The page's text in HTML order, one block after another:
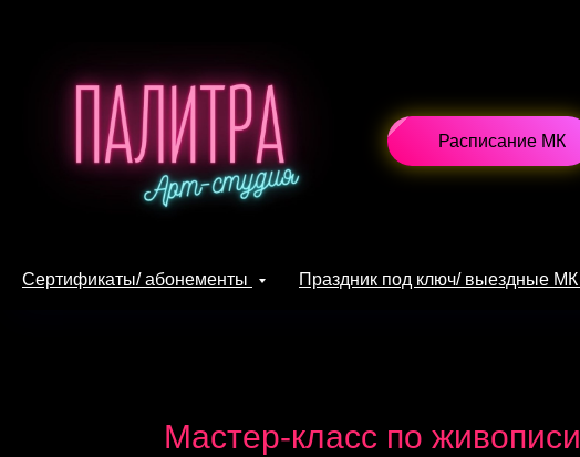
Расписание МК
Сертификаты/ абонементы Праздник под ключ/ выездные МК
Мастер-класс по живописи